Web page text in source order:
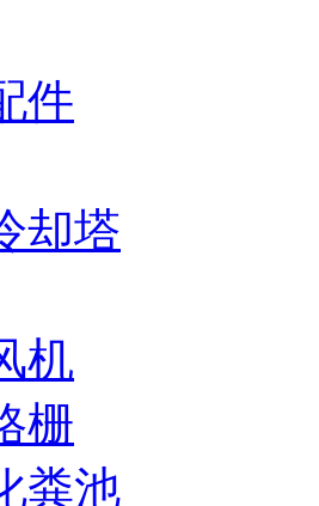
件
却塔
机
栅
粪池